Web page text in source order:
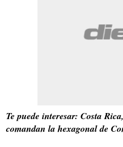
Te puede interesar: Costa
comandan la hexagonal de